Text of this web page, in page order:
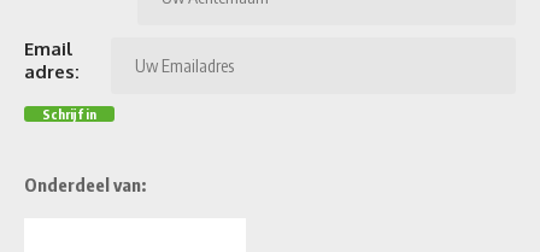
Email
adres:
Onderdeel van: